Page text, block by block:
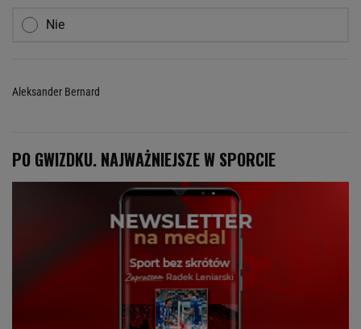
Nie
Aleksander Bernard